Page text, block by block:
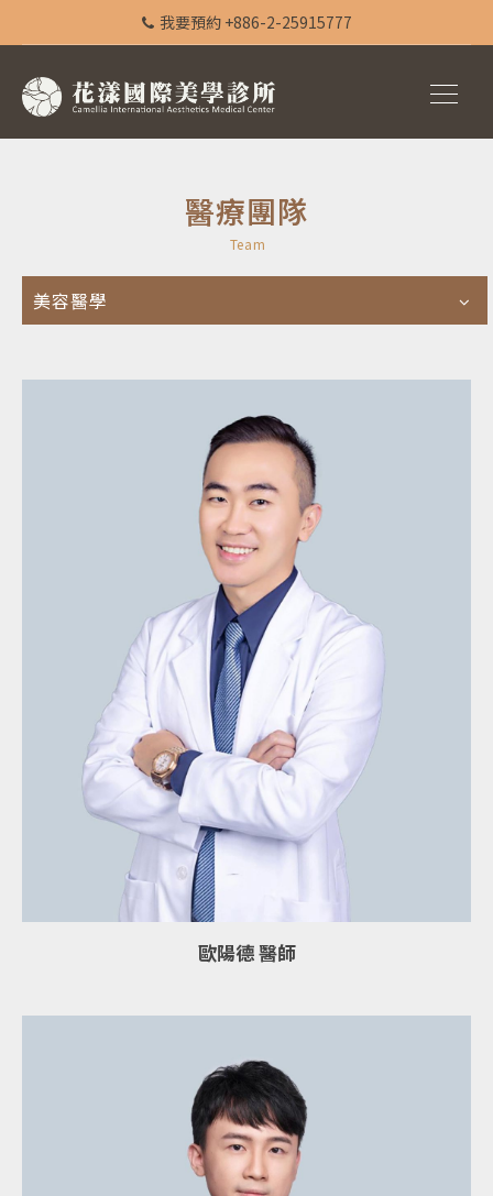
我要預約 +886-2-25915777
醫療團隊
Team
美容醫學
歐陽德 醫師